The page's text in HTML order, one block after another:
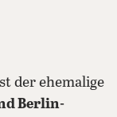
teilen
der ehemalige
Berlin-